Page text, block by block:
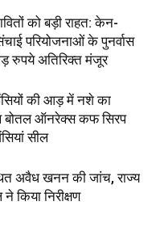
को बड़ी राहत: केन-
परियोजनाओं के पुनर्वास
रुपये अतिरिक्त मंजूर
की आड़ में नशे का
बोतल ऑनरेक्स कफ सिरप
सील
अवैध खनन की जांच, राज्य
किया निरीक्षण